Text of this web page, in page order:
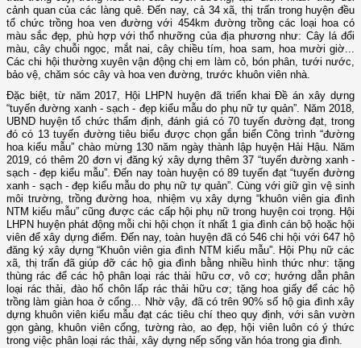
cảnh quan của các làng quê. Đến nay, cả 34 xã, thị trấn trong huyện đều
tổ chức trồng hoa ven đường với 454km đường trồng các loại hoa có
màu sắc đẹp, phù hợp với thổ nhưỡng của địa phương như: Cây lá đổi
màu, cây chuỗi ngọc, mắt nai, cây chiều tím, hoa sam, hoa mười giờ...
Các chi hội thường xuyên vận động chị em làm cỏ, bón phân, tưới nước,
bảo vệ, chăm sóc cây và hoa ven đường, trước khuôn viên nhà.
Đặc biệt, từ năm 2017, Hội LHPN huyện đã triển khai Đề án xây dựng
“tuyến đường xanh - sạch - đẹp kiểu mẫu do phụ nữ tự quản”. Năm 2018,
UBND huyện tổ chức thẩm định, đánh giá có 70 tuyến đường đạt, trong
đó có 13 tuyến đường tiêu biểu được chọn gắn biển Công trình “đường
hoa kiểu mẫu” chào mừng 130 năm ngày thành lập huyện Hải Hậu. Năm
2019, có thêm 20 đơn vị đăng ký xây dựng thêm 37 “tuyến đường xanh -
sạch - đẹp kiểu mẫu”. Đến nay toàn huyện có 89 tuyến đạt “tuyến đường
xanh - sạch - đẹp kiểu mẫu do phụ nữ tự quản”. Cùng với giữ gìn vệ sinh
môi trường, trồng đường hoa, nhiệm vụ xây dựng “khuôn viên gia đình
NTM kiểu mẫu” cũng được các cấp hội phụ nữ trong huyện coi trọng. Hội
LHPN huyện phát động mỗi chi hội chọn ít nhất 1 gia đình cán bộ hoặc hội
viên để xây dựng điểm. Đến nay, toàn huyện đã có 546 chi hội với 647 hộ
đăng ký xây dựng “Khuôn viên gia đình NTM kiểu mẫu”. Hội Phụ nữ các
xã, thị trấn đã giúp đỡ các hộ gia đình bằng nhiều hình thức như: tặng
thùng rác để các hộ phân loại rác thải hữu cơ, vô cơ; hướng dẫn phân
loại rác thải, đào hố chôn lấp rác thải hữu cơ; tặng hoa giấy để các hộ
trồng làm giàn hoa ở cổng… Nhờ vậy, đã có trên 90% số hộ gia đình xây
dựng khuôn viên kiểu mẫu đạt các tiêu chí theo quy định, với sân vườn
gọn gàng, khuôn viên cổng, tường rào, ao đẹp, hội viên luôn có ý thức
trong việc phân loại rác thải, xây dựng nếp sống văn hóa trong gia đình.